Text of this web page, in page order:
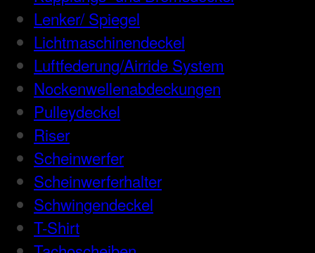
Lenker/ Spiegel
Lichtmaschinendeckel
Luftfederung/Airride System
Nockenwellenabdeckungen
Pulleydeckel
Riser
Scheinwerfer
Scheinwerferhalter
Schwingendeckel
T-Shirt